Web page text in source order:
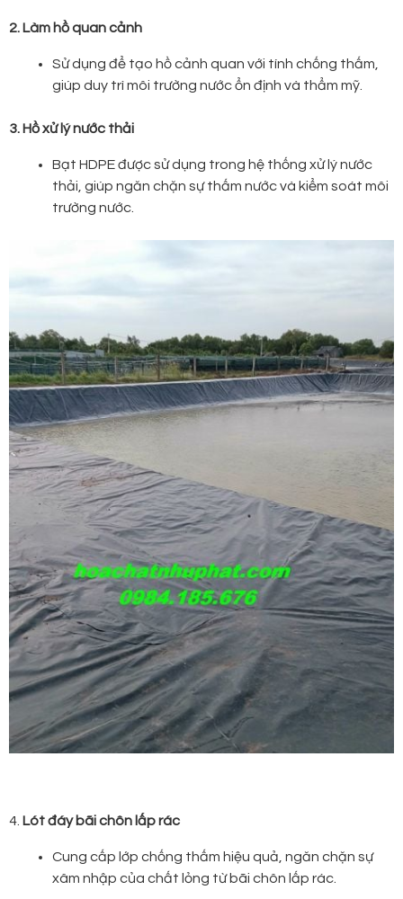
2. Làm hồ quan cảnh
Sử dụng để tạo hồ cảnh quan với tính chống thấm,
giúp duy trì môi trường nước ổn định và thẩm mỹ.
3. Hồ xử lý nước thải
Bạt HDPE được sử dụng trong hệ thống xử lý nước
thải, giúp ngăn chặn sự thấm nước và kiểm soát môi
trường nước.
4. Lót đáy bãi chôn lấp rác
Cung cấp lớp chống thấm hiệu quả, ngăn chặn sự
xâm nhập của chất lỏng từ bãi chôn lấp rác.